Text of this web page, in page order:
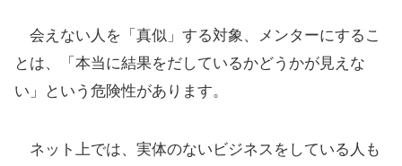
会えない人を「真似」する対象、メンターにするこ
とは、「本当に結果をだしているかどうかが見えな
い」という危険性があります。
ネット上では、実体のないビジネスをしている人も